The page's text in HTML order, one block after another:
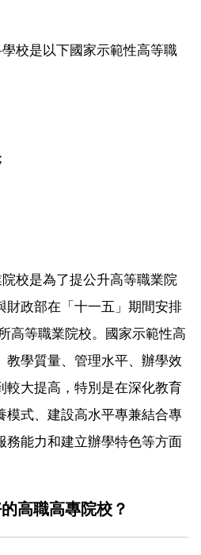
校是以下國家示範性高等職
校是為了提公升高等職業院
財政部在「十一五」期間安排
高等職業院校。國家示範性高
教學質量、管理水平、辦學效
較大提高，特別是在深化教育
模式、建設高水平專兼結合專
務能力和建立辦學特色等方面
高職高專院校？